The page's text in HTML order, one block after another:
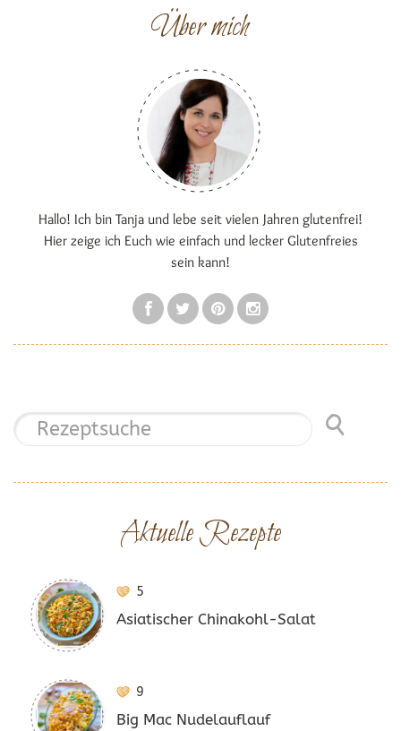
Über mich
Hallo! Ich bin Tanja und lebe seit vielen Jahren glutenfrei!
Hier zeige ich Euch wie einfach und lecker Glutenfreies
sein kann!
Aktuelle Rezepte
5
Asiatischer Chinakohl-Salat
9
Big Mac Nudelauflauf